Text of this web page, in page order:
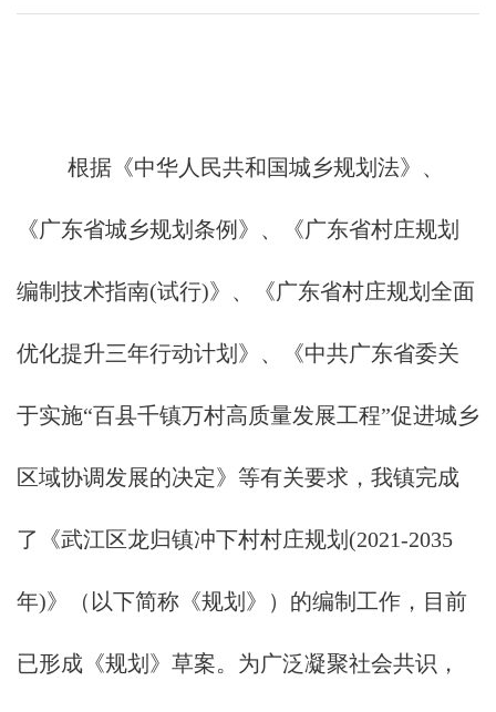
根据《中华人民共和国城乡规划法》、
《广东省城乡规划条例》、《广东省村庄规划
编制技术指南(试行)》、《广东省村庄规划全面
优化提升三年行动计划》、《中共广东省委关
于实施“百县千镇万村高质量发展工程”促进城乡
区域协调发展的决定》等有关要求，我镇完成
了《武江区龙归镇冲下村村庄规划(2021-2035
年)》（以下简称《规划》）的编制工作，目前
已形成《规划》草案。为广泛凝聚社会共识，